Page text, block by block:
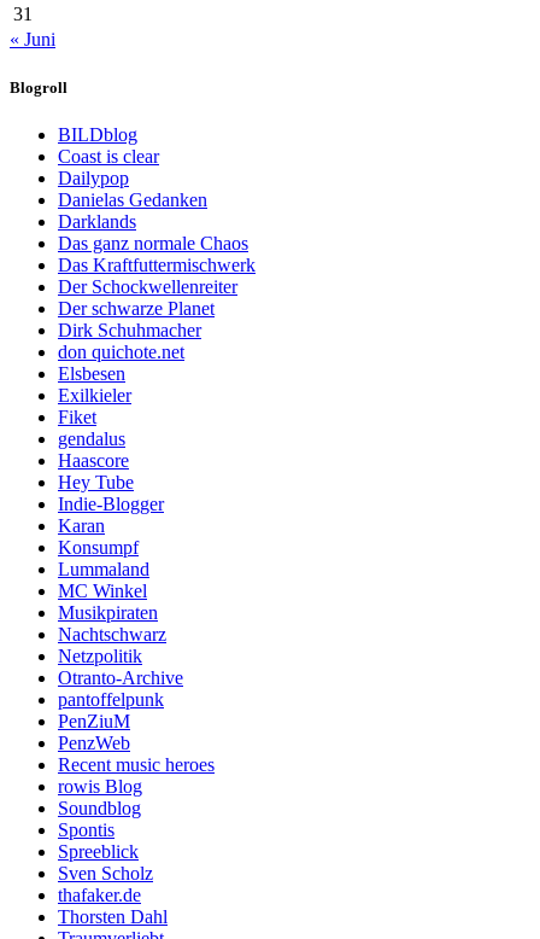
31
« Juni
Blogroll
BILDblog
Coast is clear
Dailypop
Danielas Gedanken
Darklands
Das ganz normale Chaos
Das Kraftfuttermischwerk
Der Schockwellenreiter
Der schwarze Planet
Dirk Schuhmacher
don quichote.net
Elsbesen
Exilkieler
Fiket
gendalus
Haascore
Hey Tube
Indie-Blogger
Karan
Konsumpf
Lummaland
MC Winkel
Musikpiraten
Nachtschwarz
Netzpolitik
Otranto-Archive
pantoffelpunk
PenZiuM
PenzWeb
Recent music heroes
rowis Blog
Soundblog
Spontis
Spreeblick
Sven Scholz
thafaker.de
Thorsten Dahl